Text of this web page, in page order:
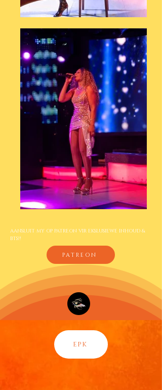
AANSLUIT MY OP PATREON VIR EKSLUSIEWE INHOUD &
BTS!!
PATREON
EPK